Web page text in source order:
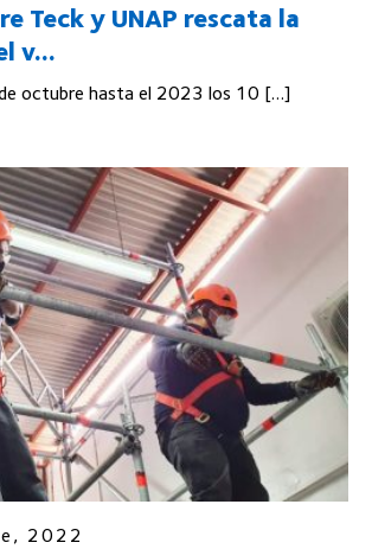
Teck y UNAP rescata la
v...
octubre hasta el 2023 los 10 […]
2022